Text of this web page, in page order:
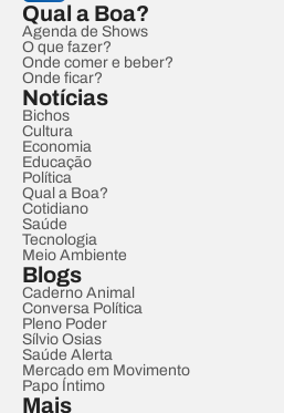
Qual a Boa?
Agenda de Shows
O que fazer?
Onde comer e beber?
Onde ficar?
Notícias
Bichos
Cultura
Economia
Educação
Política
Qual a Boa?
Cotidiano
Saúde
Tecnologia
Meio Ambiente
Blogs
Caderno Animal
Conversa Política
Pleno Poder
Sílvio Osias
Saúde Alerta
Mercado em Movimento
Papo Íntimo
Mais